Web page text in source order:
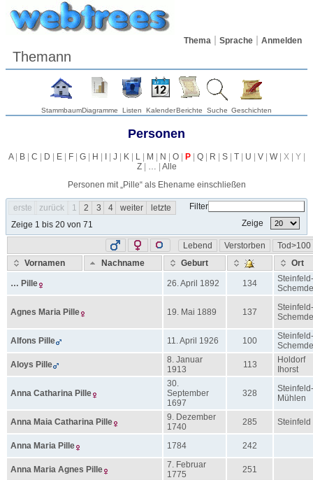
Thema Sprache Anmelden
Themann
StammbaumDiagramme Listen KalenderBerichte Suche Geschichten
Personen
A| B| C | D | E| F| G| H | I| J | K| L| M | N | O| P| Q| R | S| T| U | V| W| X | Y |
Z| … | Alle
Personen mit „Pille“ als Ehename einschließen
erste zurück 1 2 3 4 weiter letzte
Filter
Zeige 1 bis 20 von 71
Zeige
Lebend Verstorben
Tod>100
Vornamen
Nachname Geburt Ort
… Pille 26. April 1892 134
Steinfeld-
Schemde
Agnes Maria Pille 19. Mai 1889 137
Steinfeld-
Schemde
Alfons Pille 11. April 1926 100
Steinfeld-
Schemde
Aloys Pille
8. Januar
1913
113
Holdorf
Ihorst
Anna Catharina Pille
30.
September
1697
328
Steinfeld-
Mühlen
Anna Maia Catharina Pille
9. Dezember
1740
285 Steinfeld
Anna Maria Pille 1784 242
Anna Maria Agnes Pille
7. Februar
1775
251